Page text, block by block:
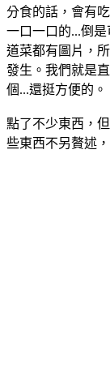
分食的話，會有
一口一口的...倒
道菜都有圖片，
發生。我們就是
個...還挺方便的。
點了不少東西，
些東西不另贅述